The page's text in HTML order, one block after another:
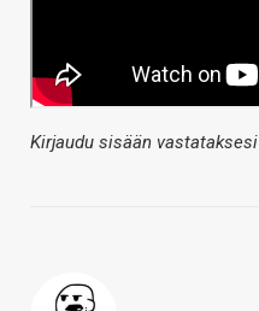
Kirjaudu sisään vastataksesi